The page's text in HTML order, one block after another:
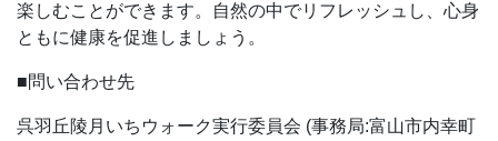
楽しむことができます。自然の中でリフレッシュし、心身
ともに健康を促進しましょう。
■問い合わせ先
呉羽丘陵月いちウォーク実行委員会 (事務局:富山市内幸町